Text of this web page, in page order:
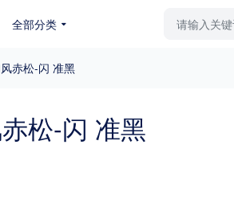
全部分类
载 更多
赤松-闪 准黑
松-闪 准黑